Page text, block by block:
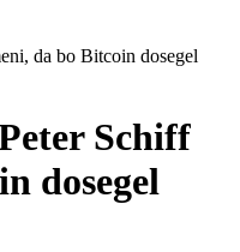
da bo Bitcoin dosegel
Schiff
dosegel